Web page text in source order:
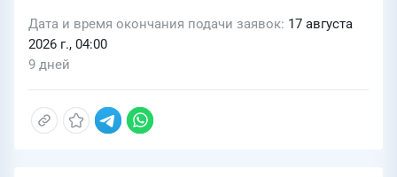
Дата и время окончания подачи заявок 17 августа
2026 г., 04:00
9 дней